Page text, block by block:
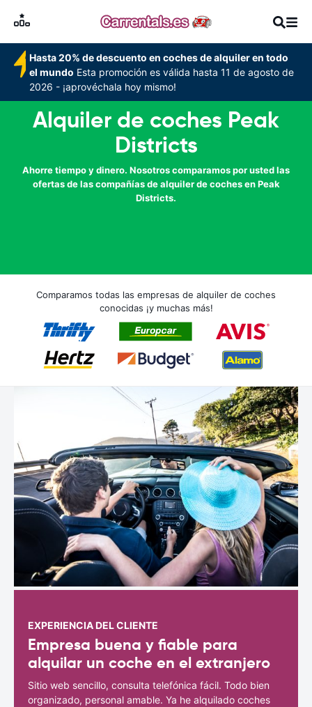
Hasta 20% de descuento en coches de alquiler en todo
el mundo Esta promoción es válida hasta 11 de agosto de
2026 - ¡aprovéchala hoy mismo!
Alquiler de coches Peak
Districts
Ahorre tiempo y dinero. Nosotros comparamos por usted las
ofertas de las compañías de alquiler de coches en Peak
Districts.
Comparamos todas las empresas de alquiler de coches
conocidas ¡y muchas más!
EXPERIENCIA DEL CLIENTE
Empresa buena y fiable para
alquilar un coche en el extranjero
Sitio web sencillo, consulta telefónica fácil. Todo bien
organizado, personal amable. Ya he alquilado coches